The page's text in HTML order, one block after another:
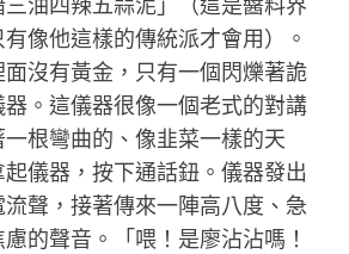
像他這樣的傳統派才會用）。
沒有黃金，只有一個閃爍著詭
。這儀器很像一個老式的對講
根彎曲的、像韭菜一樣的天
儀器，按下通話鈕。儀器發出
聲，接著傳來一陣高八度、急
的聲音。「喂！是廖沾沾嗎！